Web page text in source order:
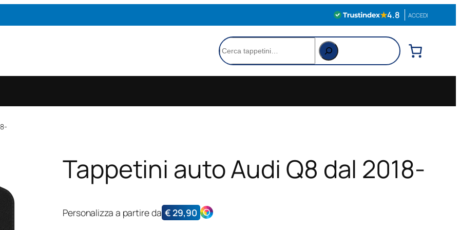
★4.8 ACCEDI
Cerca
Tappetini auto Audi Q8 dal 2018-
Personalizza a partire da € 29,90